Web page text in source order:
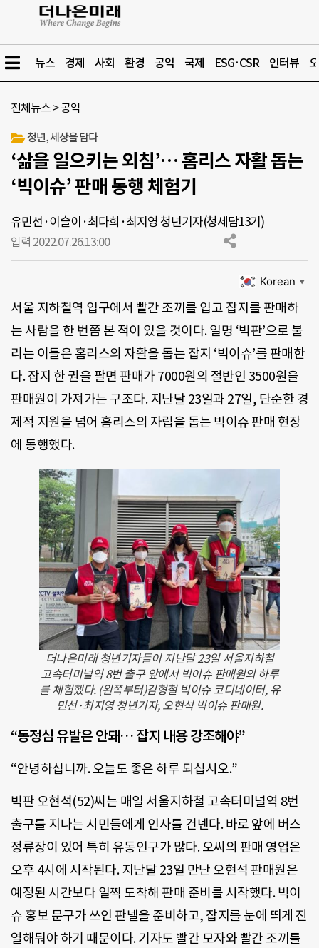
뉴스 경제 사회 환경 공익 국제 ESG·CSR 인터뷰
전체뉴스 >공익
청년, 세상을 담다
‘삶을 일으키는 외침’… 홈리스 자활 돕는
‘빅이슈’ 판매 동행 체험기
유민선·이슬이·최다희·최지영 청년기자(청세담13기)
입력 2022.07.26.13:00
Korean ▼
서울 지하철역 입구에서 빨간 조끼를 입고 잡지를 판매하
는 사람을 한 번쯤 본 적이 있을 것이다. 일명 ‘빅판’으로 불
리는 이들은 홈리스의 자활을 돕는 잡지 ‘빅이슈’를 판매한
다. 잡지 한 권을 팔면 판매가 7000원의 절반인 3500원을
판매원이 가져가는 구조다. 지난달 23일과 27일, 단순한 경
제적 지원을 넘어 홈리스의 자립을 돕는 빅이슈 판매 현장
에 동행했다.
더나은미래 청년기자들이 지난달 23일 서울지하철
고속터미널역 8번 출구 앞에서 빅이슈 판매원의 하루
를 체험했다. (왼쪽부터)김형철 빅이슈 코디네이터, 유
민선·최지영 청년기자, 오현석 빅이슈 판매원.
“동정심 유발은 안돼… 잡지 내용 강조해야”
“안녕하십니까. 오늘도 좋은 하루 되십시오.”
빅판 오현석(52)씨는 매일 서울지하철 고속터미널역 8번
출구를 지나는 시민들에게 인사를 건넨다. 바로 앞에 버스
정류장이 있어 특히 유동인구가 많다. 오씨의 판매 영업은
오후 4시에 시작된다. 지난달 23일 만난 오현석 판매원은
예정된 시간보다 일찍 도착해 판매 준비를 시작했다. 빅이
슈 홍보 문구가 쓰인 판넬을 준비하고, 잡지를 눈에 띄게 진
열해둬야 하기 때문이다. 기자도 빨간 모자와 빨간 조끼를